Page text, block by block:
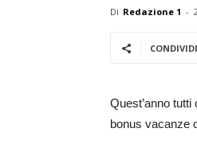
Di Redazione 1 -
CONDIVIDI
Quest’anno
bonus vacanze